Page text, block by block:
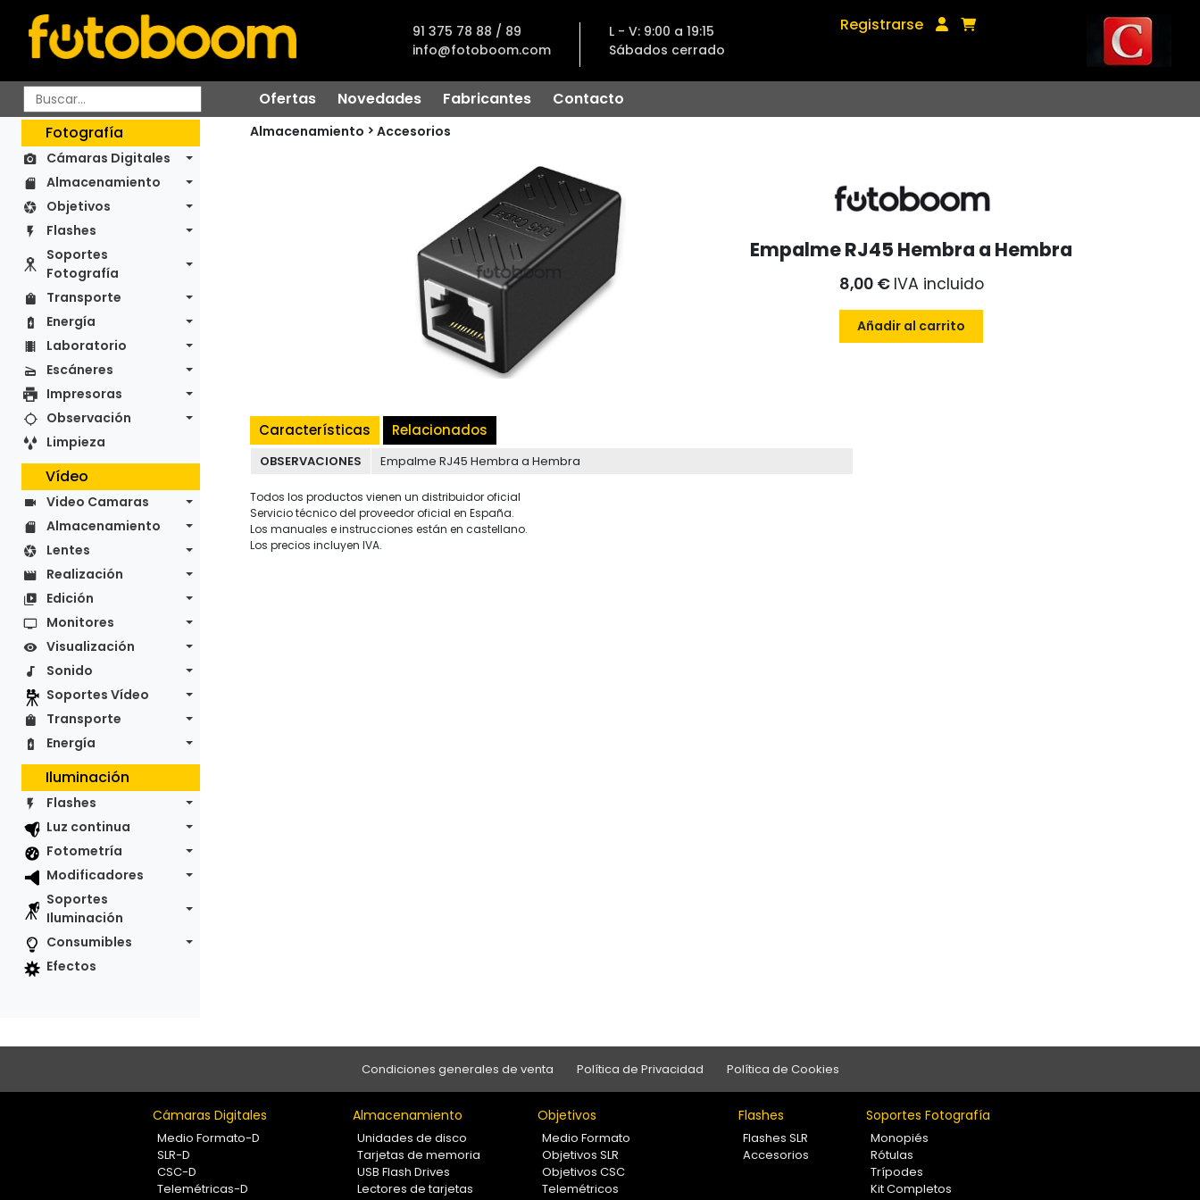
91 375 78 88 / 89
info@fotoboom.com
L - V: 9:00 a 19:15
Sábados cerrado
Registrarse
Ofertas Novedades Fabricantes
Contacto
Fotografía
Cámaras Digitales
Almacenamiento
Objetivos
Flashes
Soportes
Fotografía
Transporte
Energía
Laboratorio
Escáneres
Impresoras
Observación
Limpieza
Vídeo
Video Camaras
Almacenamiento
Lentes
Realización
Edición
Monitores
Visualización
Sonido
Soportes Vídeo
Transporte
Energía
Iluminación
Flashes
Luz continua
Fotometría
Modificadores
Soportes
Iluminación
Consumibles
Efectos
Almacenamiento Accesorios
Empalme RJ45 Hembra a Hembra
8,00 € IVA incluido
Añadir al carrito
Características Relacionados
OBSERVACIONES Empalme RJ45 Hembra a Hembra
Todos los productos vienen un distribuidor oficial
Servicio técnico del proveedor oficial en España.
Los manuales e instrucciones están en castellano.
Los precios incluyen IVA.
Condiciones generales de venta Política de Privacidad Política de Cookies
Cámaras Digitales
Medio Formato-D
SLR-D
CSC-D
Telemétricas-D
Almacenamiento
Unidades de disco
Tarjetas de memoria
USB Flash Drives
Lectores de tarjetas
Objetivos
Medio Formato
Objetivos SLR
Objetivos CSC
Telemétricos
Flashes
Flashes SLR
Accesorios
Soportes Fotografía
Monopiés
Rótulas
Trípodes
Kit Completos